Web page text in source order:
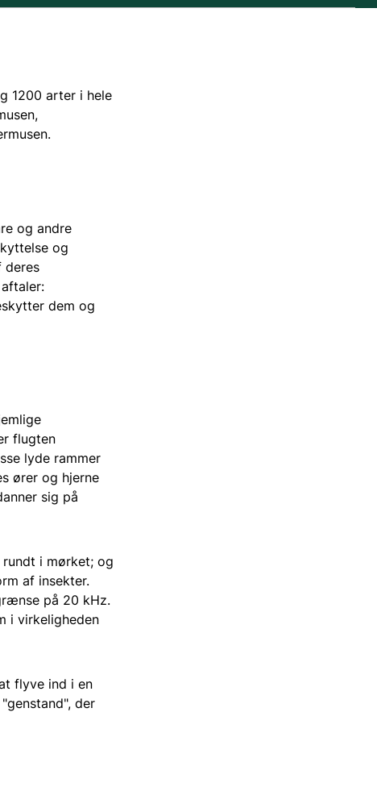
1200 arter i hele
og andre
og
deres
dem og
flugten
lyde rammer
ører og hjerne
sig på
i mørket; og
af insekter.
på 20 kHz.
i virkeligheden
flyve ind i en
der